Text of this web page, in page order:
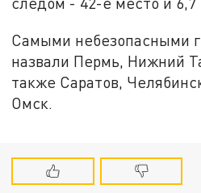
Самыми небезопасными
назвали Пермь, Нижний
также Саратов,
Омск.